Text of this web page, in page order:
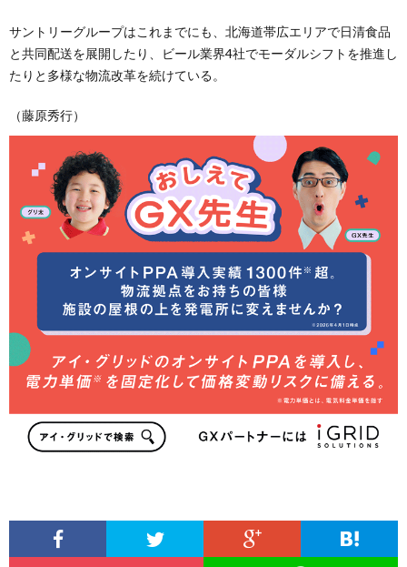
サントリーグループはこれまでにも、北海道帯広エリアで日清食品
と共同配送を展開したり、ビール業界4社でモーダルシフトを推進し
たりと多様な物流改革を続けている。
（藤原秀行）